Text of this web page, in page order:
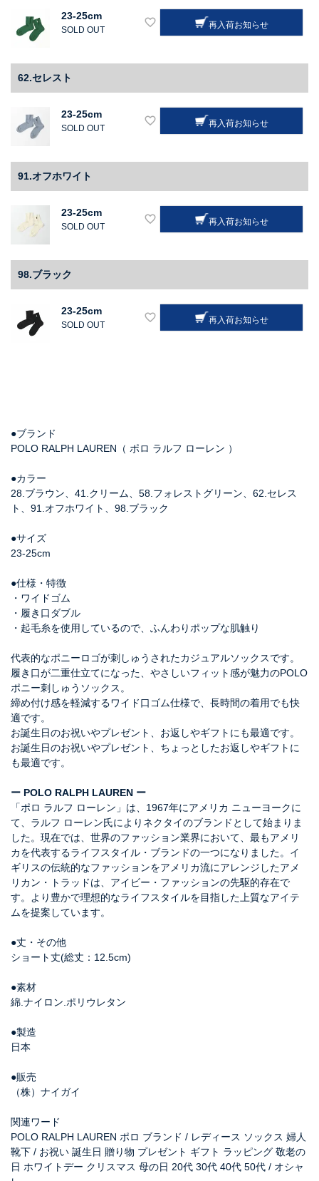
23-25cm
SOLD OUT 再入荷お知らせ
62.セレスト
23-25cm
SOLD OUT 再入荷お知らせ
91.オフホワイト
23-25cm
SOLD OUT 再入荷お知らせ
98.ブラック
23-25cm
SOLD OUT 再入荷お知らせ
●ブランド
POLO RALPH LAUREN（ ポロ ラルフ ローレン ）
●カラー
28.ブラウン、41.クリーム、58.フォレストグリーン、62.セレス
ト、91.オフホワイト、98.ブラック
●サイズ
23-25cm
●仕様・特徴
・ワイドゴム
・履き口ダブル
・起毛糸を使用しているので、ふんわりポップな肌触り
代表的なポニーロゴが刺しゅうされたカジュアルソックスです。
履き口が二重仕立てになった、やさしいフィット感が魅力のPOLO
ポニー刺しゅうソックス。
締め付け感を軽減するワイド口ゴム仕様で、長時間の着用でも快
適です。
お誕生日のお祝いやプレゼント、お返しやギフトにも最適です。
お誕生日のお祝いやプレゼント、ちょっとしたお返しやギフトに
も最適です。
ー POLO RALPH LAUREN ー
「ポロ ラルフ ローレン」は、1967年にアメリカ ニューヨークに
て、ラルフ ローレン氏によりネクタイのブランドとして始まりま
した。現在では、世界のファッション業界において、最もアメリ
カを代表するライフスタイル・ブランドの一つになりました。イ
ギリスの伝統的なファッションをアメリカ流にアレンジしたアメ
リカン・トラッドは、アイビー・ファッションの先駆的存在で
す。より豊かで理想的なライフスタイルを目指した上質なアイテ
ムを提案しています。
●丈・その他
ショート丈(総丈：12.5cm)
●素材
綿.ナイロン.ポリウレタン
●製造
日本
●販売
（株）ナイガイ
関連ワード
POLO RALPH LAUREN ポロ ブランド / レディース ソックス 婦人
靴下 / お祝い 誕生日 贈り物 プレゼント ギフト ラッピング 敬老の
日 ホワイトデー クリスマス 母の日 20代 30代 40代 50代 / オシャ